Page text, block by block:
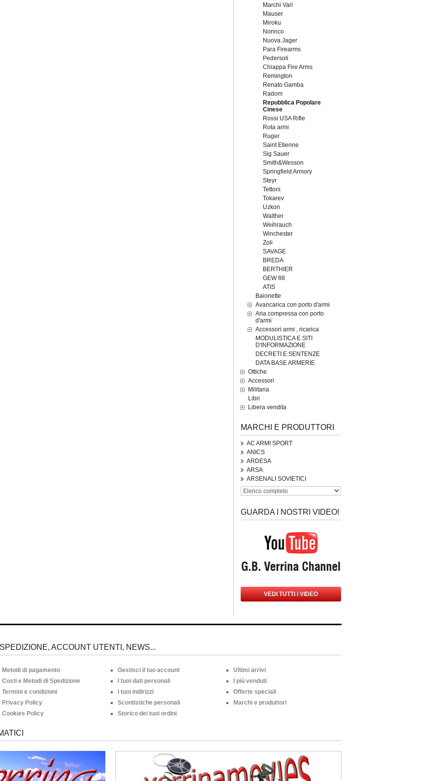
Marchi Vari
Mauser
Miroku
Norinco
Nuova Jager
Para Firearms
Pedersoli
Chiappa Fire Arms
Remington
Renato Gamba
Radom
Repubblica Popolare
Cinese
Rossi USA Rifle
Rota armi
Ruger
Saint Etienne
Sig Sauer
Smith&Wesson
Springfield Armory
Steyr
Tettoni
Tokarev
Uzkon
Walther
Weihrauch
Winchester
Zoli
SAVAGE
BREDA
BERTHIER
GEW 88
ATIS
Baionette
Avancarica con porto d'armi
Aria compressa con porto
d'armi
Accessori armi , ricarica
MODULISTICA E SITI
D'INFORMAZIONE
DECRETI E SENTENZE
DATA BASE ARMERIE
Ottiche
Accessori
Militaria
Libri
Libera vendita
MARCHI E PRODUTTORI
AC ARMI SPORT
ANICS
ARDESA
ARSA
ARSENALI SOVIETICI
GUARDA I NOSTRI VIDEO!
VEDI TUTTI I VIDEO
ACCOUNT UTENTI, NEWS...
Metodi di pagamento
Costi e Metodi di Spedizione
Termini e condizioni
Privacy Policy
Cookies Policy
Gestisci il tuo account
I tuoi dati personali
I tuoi indirizzi
Scontistiche personali
Storico dei tuoi ordini
Ultimi arrivi
I più venduti
Offerte speciali
Marchi e produttori